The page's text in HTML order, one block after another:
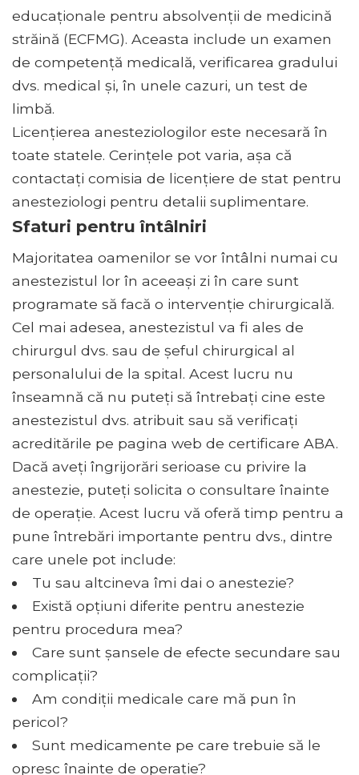
educaționale pentru absolvenții de medicină
străină (ECFMG). Aceasta include un examen
de competență medicală, verificarea gradului
dvs. medical și, în unele cazuri, un test de
limbă.
Licențierea anesteziologilor este necesară în
toate statele. Cerințele pot varia, așa că
contactați comisia de licențiere de stat pentru
anesteziologi pentru detalii suplimentare.
Sfaturi pentru întâlniri
Majoritatea oamenilor se vor întâlni numai cu
anestezistul lor în aceeași zi în care sunt
programate să facă o intervenție chirurgicală.
Cel mai adesea, anestezistul va fi ales de
chirurgul dvs. sau de șeful chirurgical al
personalului de la spital. Acest lucru nu
înseamnă că nu puteți să întrebați cine este
anestezistul dvs. atribuit sau să verificați
acreditările pe pagina web de certificare ABA.
Dacă aveți îngrijorări serioase cu privire la
anestezie, puteți solicita o consultare înainte
de operație. Acest lucru vă oferă timp pentru a
pune întrebări importante pentru dvs., dintre
care unele pot include:
Tu sau altcineva îmi dai o anestezie?
Există opțiuni diferite pentru anestezie
pentru procedura mea?
Care sunt șansele de efecte secundare sau
complicații?
Am condiții medicale care mă pun în
pericol?
Sunt medicamente pe care trebuie să le
opresc înainte de operație?